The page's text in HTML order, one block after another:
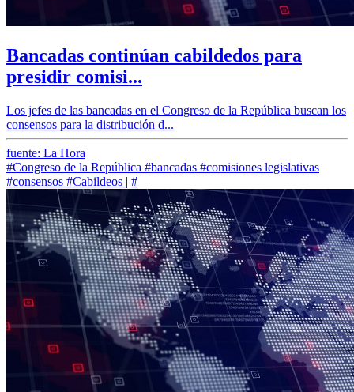
Bancadas continúan cabildedos para
presidir comisi...
Los jefes de las bancadas en el Congreso de la República buscan los
consensos para la distribución d...
fuente: La Hora
#Congreso de la República #bancadas #comisiones legislativas
#consensos #Cabildeos | #